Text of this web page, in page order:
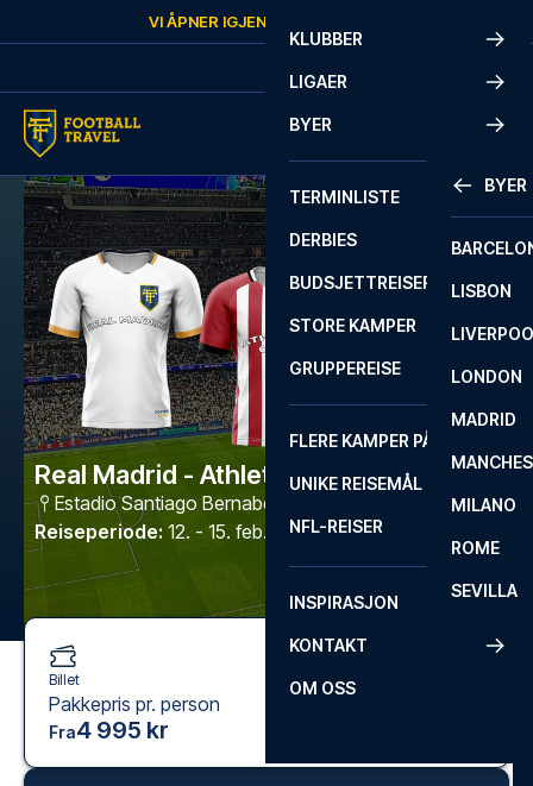
VI ÅPNER IGJEN
KLUBBER
LIGAER
BYER
BYER
LISBON
LONDON
MADRID
MILANO
ROME
SEVILLA
TERMINLISTE
DERBIES
BUDSJETTREISER
STORE KAMPER
GRUPPEREISE
FLERE KAMPER PÅ ÉN REISE
UNIKE REISEMÅL
NFL-REISER
INSPIRASJON
KONTAKT
OM OSS
Real Madrid - Athletic Bilbao
Estadio Santiago Bernabéu
Reiseperiode: 12. - 15. feb. 2027
Billet
Pakkepris pr. person
Fra4 995 kr